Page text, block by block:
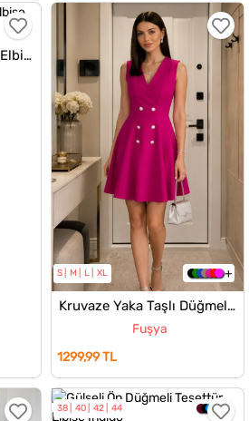
Polo Yaka Çizgi Desen Elbise
S M L XL
Kruvaze Yaka Taşlı Düğmeli İçi Kendinden Astarlı Abiye Elbise
Fuşya
1299,99 TL
38 40 42 44